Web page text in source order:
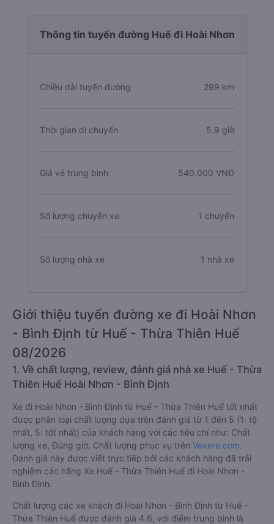
Thông tin tuyến đường Huế đi Hoài Nhơn
Chiều dài tuyến đường 299 km
Thời gian di chuyển 5.9 giờ
Giá vé trung bình 540.000 VNĐ
Số lượng chuyến xe 1 chuyến
Số lượng nhà xe 1 nhà xe
Giới thiệu tuyến đường xe đi Hoài Nhơn
- Bình Định từ Huế - Thừa Thiên Huế
08/2026
1. Về chất lượng, review, đánh giá nhà xe Huế - Thừa
Thiên Huế Hoài Nhơn - Bình Định
Xe đi Hoài Nhơn - Bình Định từ Huế - Thừa Thiên Huế tốt nhất
được phân loại chất lượng dựa trên đánh giá từ 1 đến 5 (1: tệ
nhất, 5: tốt nhất) của khách hàng với các tiêu chí như: Chất
lượng xe, Đúng giờ, Chất lượng phục vụ trên Vexere.com.
Đánh giá này được viết trực tiếp bởi các khách hàng đã trải
nghiệm các hãng Xe Huế - Thừa Thiên Huế đi Hoài Nhơn -
Bình Định.
Chất lượng các xe khách đi Hoài Nhơn - Bình Định từ Huế -
Thừa Thiên Huế được đánh giá 4.6, với điểm trung bình là